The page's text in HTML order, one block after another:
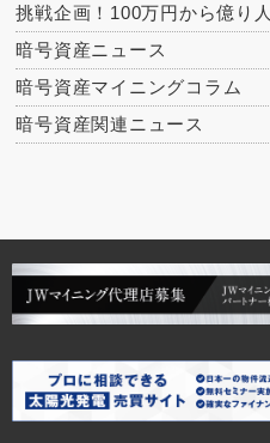
挑戦企画！100万円から億り人
暗号資産ニュース
暗号資産マイニングコラム
暗号資産関連ニュース